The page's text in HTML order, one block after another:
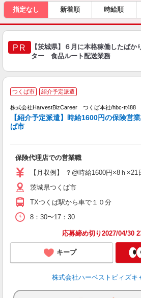
指定なし 新着順 時給順
PR
【茨城県】６月に本格稼働したば
ター 食品ルート配送業務
つくば市 紹介予定派遣
株式会社HarvestBizCareer つくば本社/hbc-tt488
【紹介予定派遣】時給1600円の保険営業
ば市
保険代理店での営業職
【月収例】 ？@時給1600円×8ｈ
茨城県つくば市
TXつくば駅から車で１０分
8：30〜17：30
応募締め切り2027/04/30
キープ
株式会社ハーベストビィズキ